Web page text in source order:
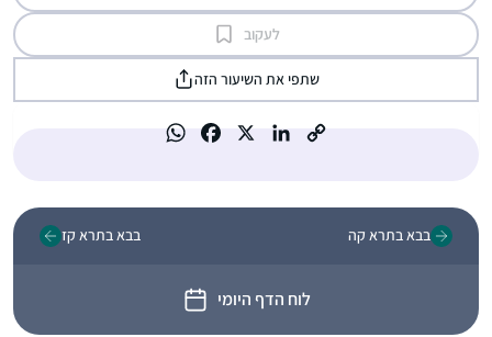
לעקוב
שתפי את השיעור הזה
בבא בתרא קה
לוח הדף היומי
בבא בתרא קז